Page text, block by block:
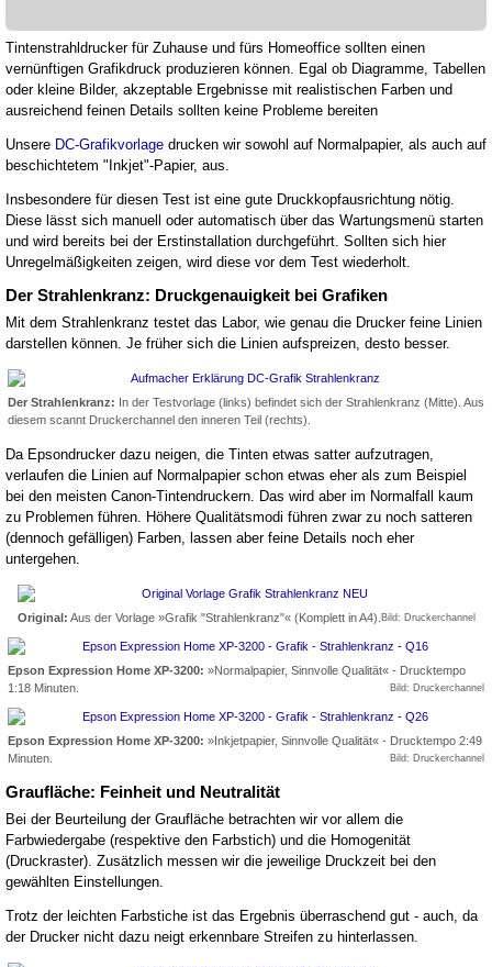
Tintenstrahldrucker für Zuhause und fürs Homeoffice sollten einen
vernünftigen Grafikdruck produzieren können. Egal ob Diagramme, Tabellen
oder kleine Bilder, akzeptable Ergebnisse mit realistischen Farben und
ausreichend feinen Details sollten keine Probleme bereiten
Unsere DC-Grafikvorlage drucken wir sowohl auf Normalpapier, als auch auf
beschichtetem "Inkjet"-Papier, aus.
Insbesondere für diesen Test ist eine gute Druckkopfausrichtung nötig.
Diese lässt sich manuell oder automatisch über das Wartungsmenü starten
und wird bereits bei der Erstinstallation durchgeführt. Sollten sich hier
Unregelmäßigkeiten zeigen, wird diese vor dem Test wiederholt.
Der Strahlenkranz: Druckgenauigkeit bei Grafiken
Mit dem Strahlenkranz testet das Labor, wie genau die Drucker feine Linien
darstellen können. Je früher sich die Linien aufspreizen, desto besser.
Der Strahlenkranz: In der Testvorlage (links) befindet sich der Strahlenkranz (Mitte). Aus
diesem scannt Druckerchannel den inneren Teil (rechts).
Da Epsondrucker dazu neigen, die Tinten etwas satter aufzutragen,
verlaufen die Linien auf Normalpapier schon etwas eher als zum Beispiel
bei den meisten Canon-Tintendruckern. Das wird aber im Normalfall kaum
zu Problemen führen. Höhere Qualitätsmodi führen zwar zu noch satteren
(dennoch gefälligen) Farben, lassen aber feine Details noch eher
untergehen.
Original: Aus der Vorlage »Grafik "Strahlenkranz"« (Komplett in A4). Bild: Druckerchannel
Epson Expression Home XP-3200: »Normalpapier, Sinnvolle Qualität« - Drucktempo
1:18 Minuten.
Bild: Druckerchannel
Epson Expression Home XP-3200: »Inkjetpapier, Sinnvolle Qualität« - Drucktempo 2:49
Minuten.
Bild: Druckerchannel
Graufläche: Feinheit und Neutralität
Bei der Beurteilung der Graufläche betrachten wir vor allem die
Farbwiedergabe (respektive den Farbstich) und die Homogenität
(Druckraster). Zusätzlich messen wir die jeweilige Druckzeit bei den
gewählten Einstellungen.
Trotz der leichten Farbstiche ist das Ergebnis überraschend gut - auch, da
der Drucker nicht dazu neigt erkennbare Streifen zu hinterlassen.